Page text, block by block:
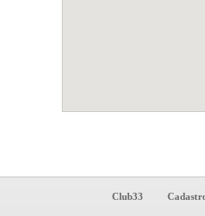
Club33